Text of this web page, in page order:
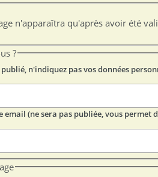
n'apparaîtra qu'après avoir été
?
publié, n'indiquez pas vos données
email (ne sera pas publiée, vous permet